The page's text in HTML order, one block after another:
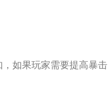
如果玩家需要提高暴击